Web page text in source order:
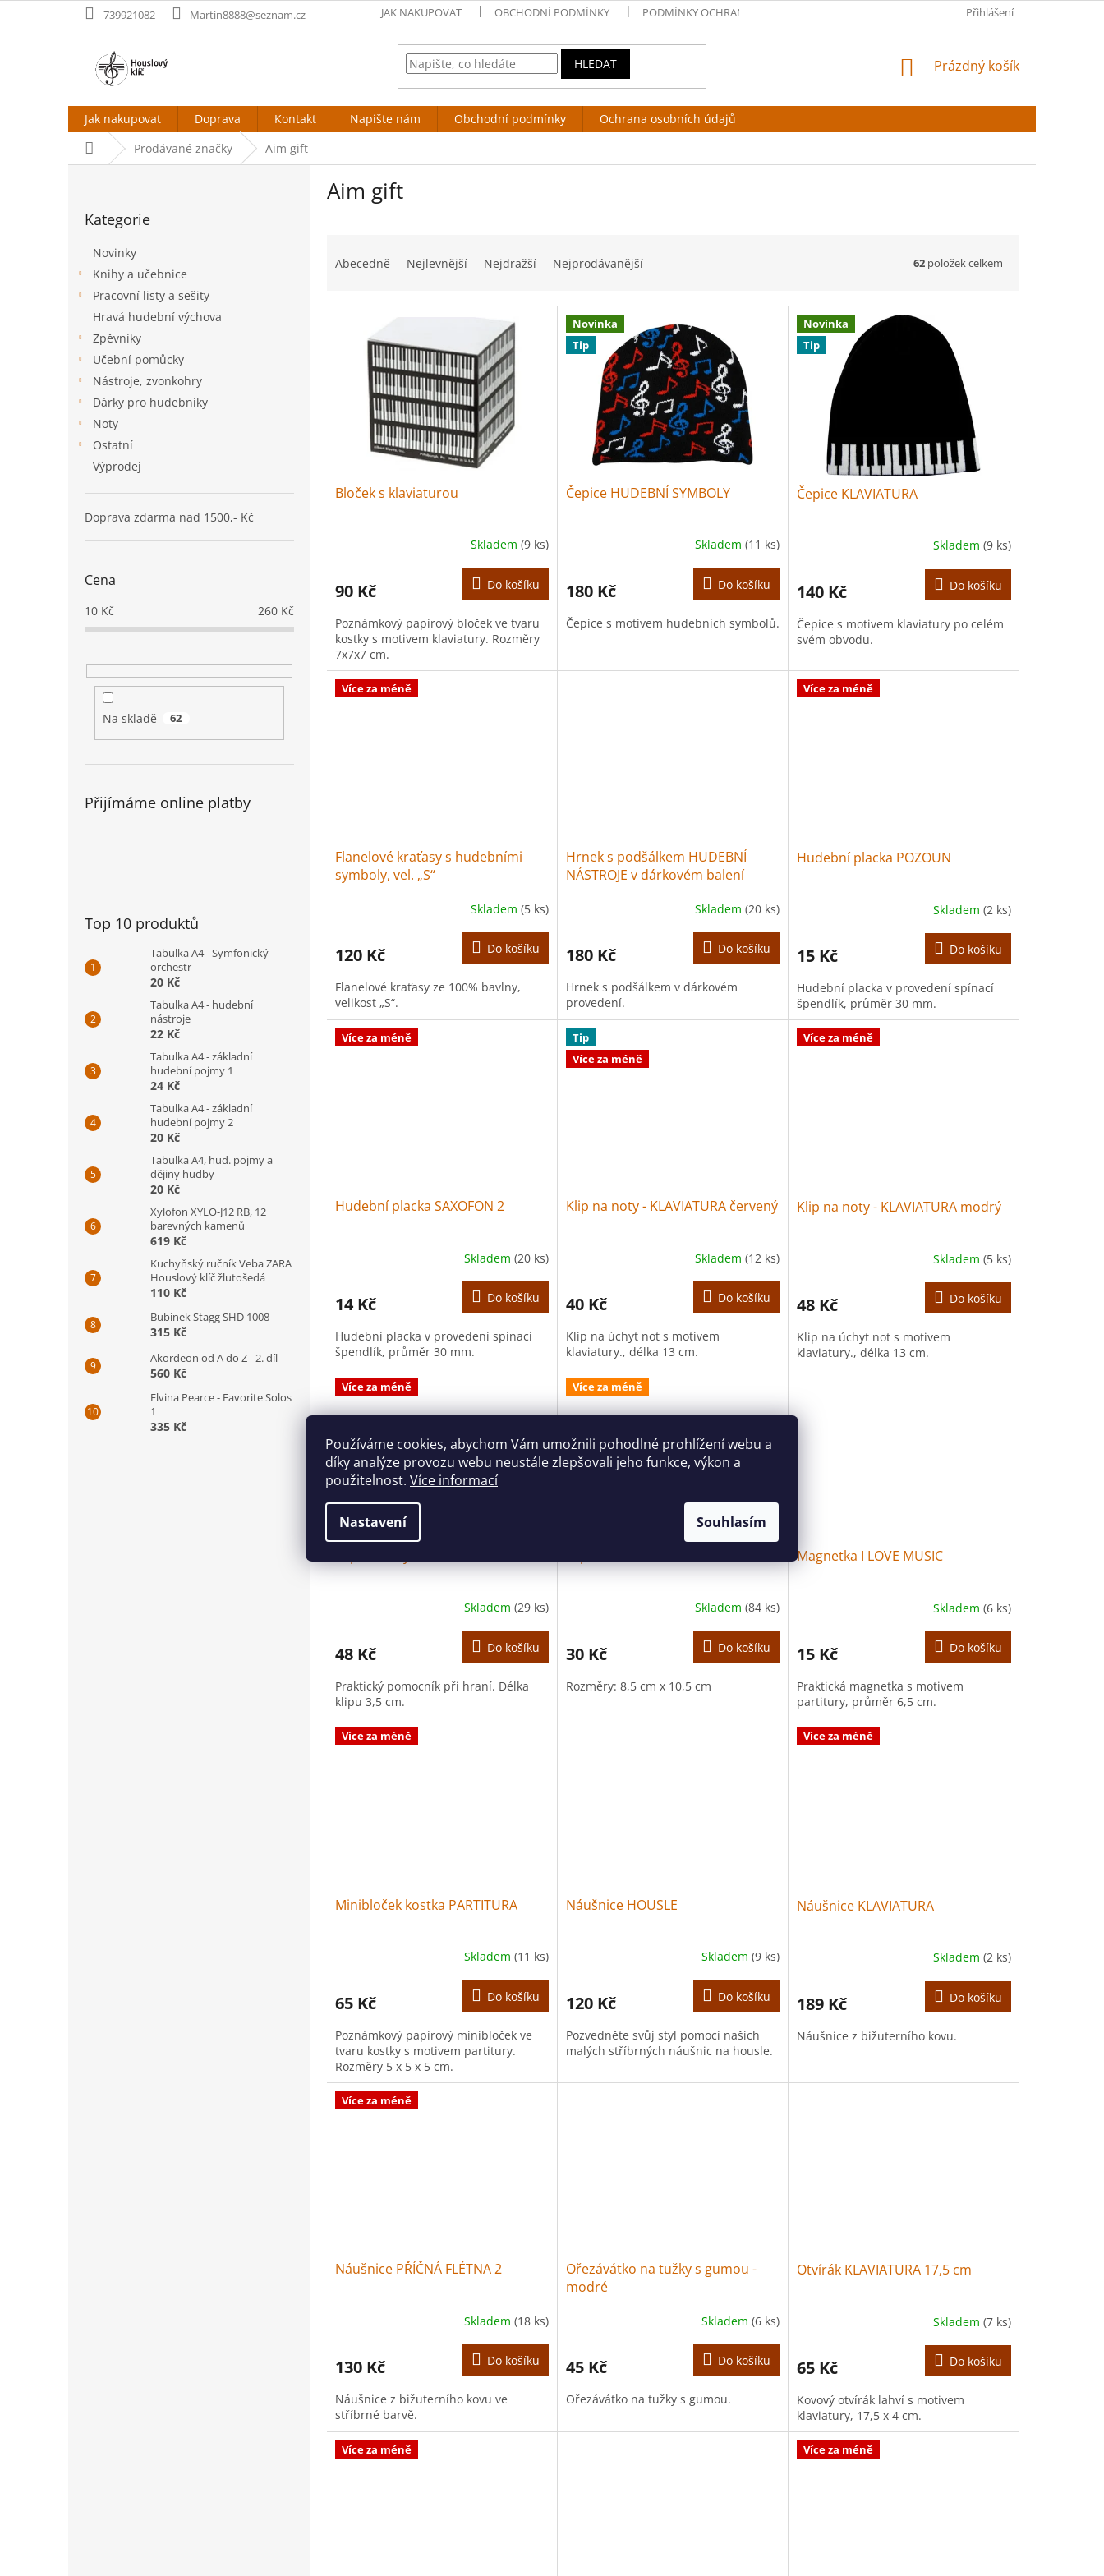
Používáme cookies, abychom Vám umožnili pohodlné prohlížení webu a
díky analýze provozu webu neustále zlepšovali jeho funkce, výkon a
použitelnost. Více informací
Nastavení Souhlasím
na
739921082 Martin8888@seznam.cz JAK NAKUPOVAT OBCHODNÍ PODMÍNKY PODMÍNKY OCHRANY OSOBNÍCH ÚDAJŮ Přihlášení
HLEDAT
NÁKUPNÍ
Prázdný košík
Jak nakupovat Doprava Kontakt Napište nám Obchodní podmínky
Ochrana osobních údajů
Domů Prodávané značky Aim gift
kategorie
Kategorie
Novinky
Knihy a učebnice
Pracovní listy a sešity
Hravá hudební výchova
Zpěvníky
Učební pomůcky
Nástroje, zvonkohry
Dárky pro hudebníky
Noty
Ostatní
Výprodej
Doprava zdarma nad 1500,- Kč
Cena
10 Kč 260 Kč
Na skladě 62
Přijímáme online platby
Top 10 produktů
Tabulka A4 - Symfonický
orchestr
20 Kč
Tabulka A4 - hudební
nástroje
22 Kč
Tabulka A4 - základní
hudební pojmy 1
24 Kč
Tabulka A4 - základní
hudební pojmy 2
20 Kč
Tabulka A4, hud. pojmy a
dějiny hudby
20 Kč
Xylofon XYLO-J12 RB, 12
barevných kamenů
619 Kč
Kuchyňský ručník Veba ZARA
Houslový klíč žlutošedá
110 Kč
Bubínek Stagg SHD 1008
315 Kč
Akordeon od A do Z - 2. díl
560 Kč
Elvina Pearce - Favorite Solos
1
335 Kč
Aim gift
Abecedně Nejlevnější Nejdražší Nejprodávanější 62 položek celkem
Bloček s klaviaturou
Skladem (9 ks)
90 Kč Do košíku
Poznámkový papírový bloček ve tvaru
kostky s motivem klaviatury. Rozměry
7x7x7 cm.
Novinka
Tip
Čepice HUDEBNÍ SYMBOLY
Skladem (11 ks)
180 Kč Do košíku
Čepice s motivem hudebních symbolů.
Novinka
Tip
Čepice KLAVIATURA
Skladem (9 ks)
140 Kč Do košíku
Čepice s motivem klaviatury po celém
svém obvodu.
Více za méně
Flanelové kraťasy s hudebními
symboly, vel. „S“
Skladem (5 ks)
120 Kč Do košíku
Flanelové kraťasy ze 100% bavlny,
velikost „S“.
Hrnek s podšálkem HUDEBNÍ
NÁSTROJE v dárkovém balení
Skladem (20 ks)
180 Kč Do košíku
Hrnek s podšálkem v dárkovém
provedení.
Více za méně
Hudební placka POZOUN
Skladem (2 ks)
15 Kč Do košíku
Hudební placka v provedení spínací
špendlík, průměr 30 mm.
Více za méně
Hudební placka SAXOFON 2
Skladem (20 ks)
14 Kč Do košíku
Hudební placka v provedení spínací
špendlík, průměr 30 mm.
Tip
Více za méně
Klip na noty - KLAVIATURA červený
Skladem (12 ks)
40 Kč Do košíku
Klip na úchyt not s motivem
klaviatury., délka 13 cm.
Více za méně
Klip na noty - KLAVIATURA modrý
Skladem (5 ks)
48 Kč Do košíku
Klip na úchyt not s motivem
klaviatury., délka 13 cm.
Více za méně
Skladem (29 ks)
48 Kč Do košíku
Praktický pomocník při hraní. Délka
klipu 3,5 cm.
Více za méně
Skladem (84 ks)
30 Kč Do košíku
Rozměry: 8,5 cm x 10,5 cm
Magnetka I LOVE MUSIC
Skladem (6 ks)
15 Kč Do košíku
Praktická magnetka s motivem
partitury, průměr 6,5 cm.
Více za méně
Minibloček kostka PARTITURA
Skladem (11 ks)
65 Kč Do košíku
Poznámkový papírový minibloček ve
tvaru kostky s motivem partitury.
Rozměry 5 x 5 x 5 cm.
Náušnice HOUSLE
Skladem (9 ks)
120 Kč Do košíku
Pozvedněte svůj styl pomocí našich
malých stříbrných náušnic na housle.
Více za méně
Náušnice KLAVIATURA
Skladem (2 ks)
189 Kč Do košíku
Náušnice z bižuterního kovu.
Více za méně
Náušnice PŘÍČNÁ FLÉTNA 2
Skladem (18 ks)
130 Kč Do košíku
Náušnice z bižuterního kovu ve
stříbrné barvě.
Ořezávátko na tužky s gumou -
modré
Skladem (6 ks)
45 Kč Do košíku
Ořezávátko na tužky s gumou.
Otvírák KLAVIATURA 17,5 cm
Skladem (7 ks)
65 Kč Do košíku
Kovový otvírák lahví s motivem
klaviatury, 17,5 x 4 cm.
Více za méně Více za méně